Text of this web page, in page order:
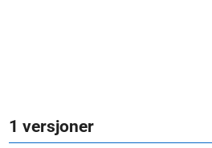
1 versjoner